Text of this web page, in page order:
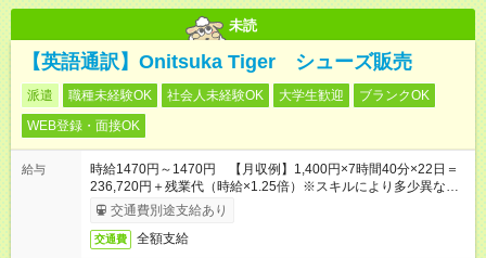
未読
【英語通訳】Onitsuka Tiger シューズ販売
派遣 職種未経験OK 社会人未経験OK 大学生歓迎
ブランクOK
WEB登録・面接OK
給与
時給1470円～1470円 【月収例】1,400円×7時間40分×22日＝
236,720円＋残業代（時給×1.25倍）※スキルにより多少異なり
ます。交通費別途支給あり
交通費 全額支給